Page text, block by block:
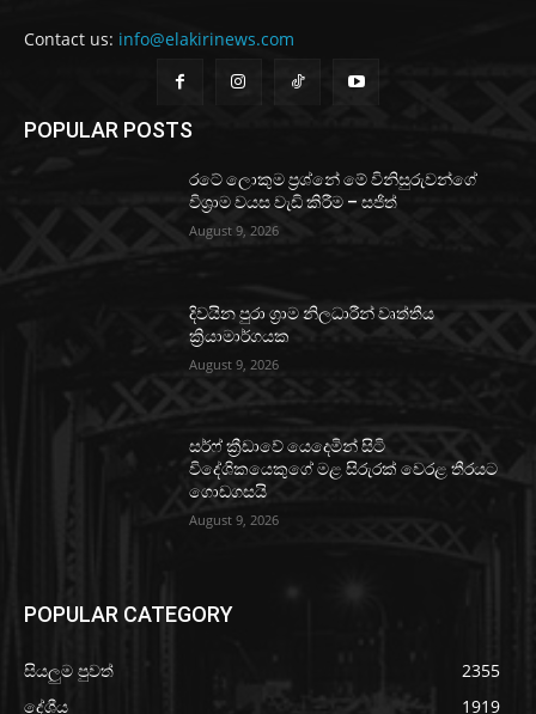
Contact us: info@elakirinews.com
POPULAR POSTS
රටේ ලොකුම ප්‍රශ්නේ මේ විනිසුරුවන්ගේ
විශ්‍රාම වයස වැඩි කිරීම – සජිත්
August 9, 2026
දිවයින පුරා ග්‍රාම නිලධාරීන් වෘත්තීය
ක්‍රියාමාර්ගයක
August 9, 2026
සර්ෆ් ක්‍රීඩාවේ යෙදෙමින් සිටි
විදේශිකයෙකුගේ මළ සිරුරක් වෙරළ තීරයට
ගොඩගසයි
August 9, 2026
POPULAR CATEGORY
සියලුම පුවත්
2355
දේශීය
1919